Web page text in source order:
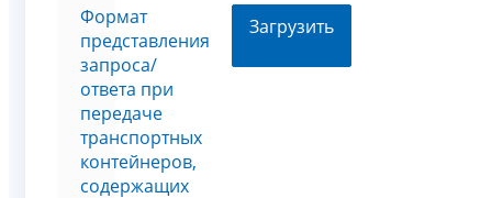
Формат
представления
запроса/
ответа при
передаче
транспортных
контейнеров,
содержащих
Загрузить